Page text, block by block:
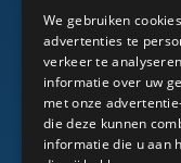
We gebruiken
advertenties te
verkeer te
informatie over uw
met onze
die deze kunnen
informatie die u aan